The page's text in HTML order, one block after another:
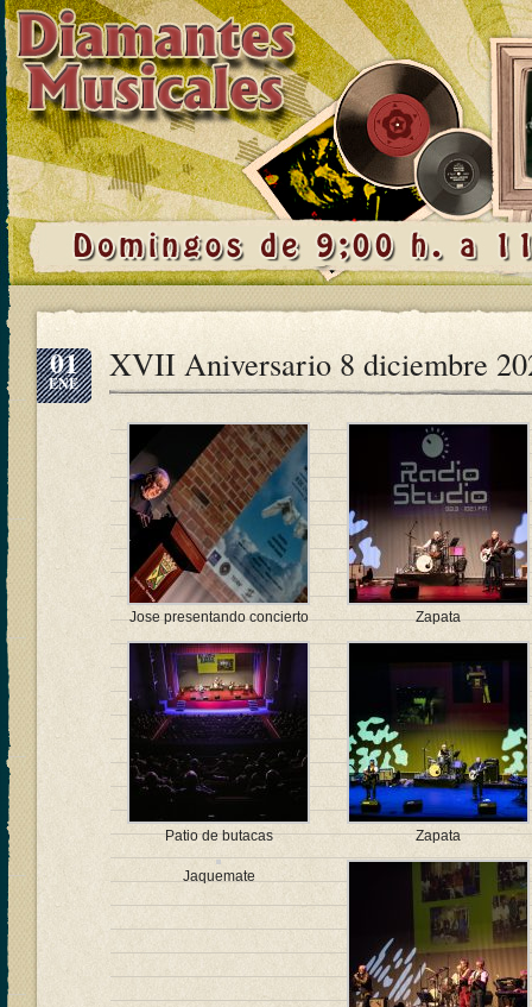
01
ENE XVII Aniversario 8 diciembre
Jose presentando concierto Zapata
Patio de butacas Zapata
Jaquemate